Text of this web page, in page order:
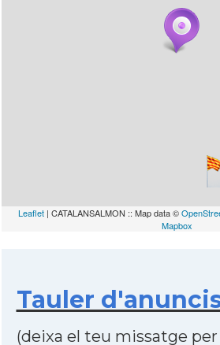
Leaflet | CATALANSALMON :: Map data ©
Mapbox
Tauler
(deixa el teu missatge